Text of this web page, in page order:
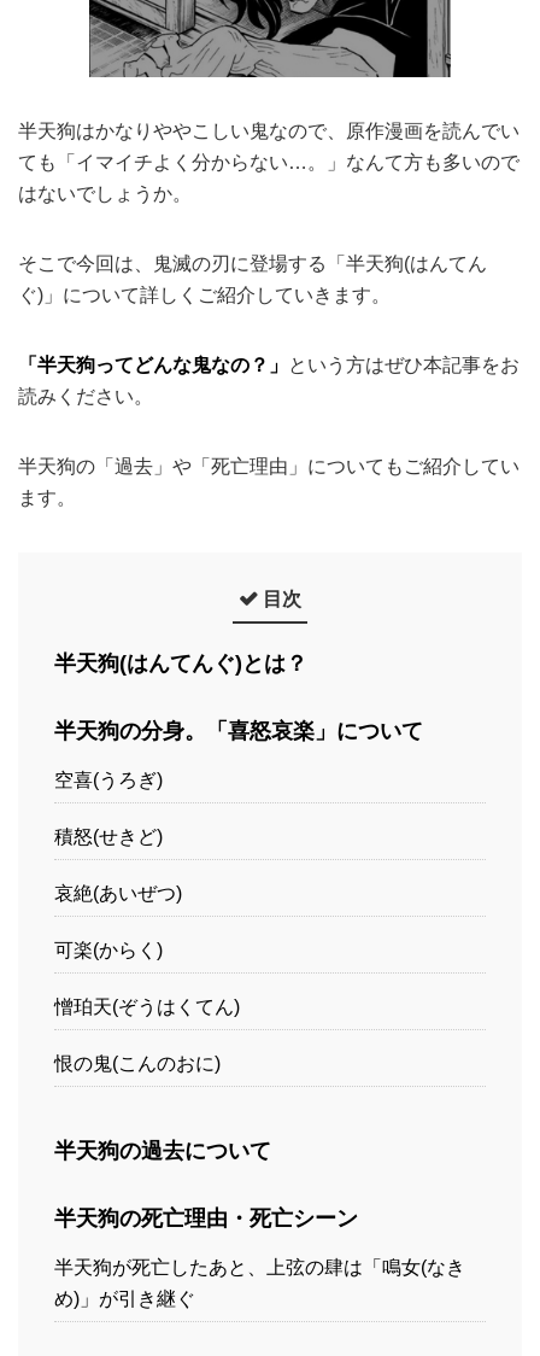
半天狗はかなりややこしい鬼なので、原作漫画を読んでい
ても「イマイチよく分からない…。」なんて方も多いので
はないでしょうか。
そこで今回は、鬼滅の刃に登場する「半天狗(はんてん
ぐ)」について詳しくご紹介していきます。
「半天狗ってどんな鬼なの？」 という方はぜひ本記事をお
読みください。
半天狗の「過去」や「死亡理由」についてもご紹介してい
ます。
目次
半天狗(はんてんぐ)とは？
半天狗の分身。「喜怒哀楽」について
空喜(うろぎ)
積怒(せきど)
哀絶(あいぜつ)
可楽(からく)
憎珀天(ぞうはくてん)
恨の鬼(こんのおに)
半天狗の過去について
半天狗の死亡理由・死亡シーン
半天狗が死亡したあと、上弦の肆は「鳴女(なき
め)」が引き継ぐ